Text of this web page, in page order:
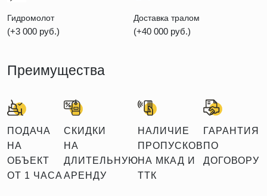
Гидромолот
(+3 000 руб.)
Доставка тралом
(+40 000 руб.)
Преимущества
ПОДАЧА
НА
ОБЪЕКТ
ОТ 1 ЧАСА
СКИДКИ
НА
ДЛИТЕЛЬНУЮ
АРЕНДУ
НАЛИЧИЕ
ПРОПУСКОВ
НА МКАД И
ТТК
ГАРАНТИЯ
ПО
ДОГОВОРУ